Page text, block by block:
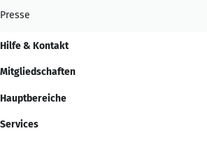
Presse
Hilfe & Kontakt
Mitgliedschaften
Hauptbereiche
Services